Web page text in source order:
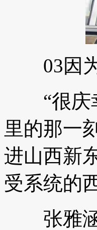
03因为
“很庆幸
里的那一
进山西新
受系统的
张雅涵